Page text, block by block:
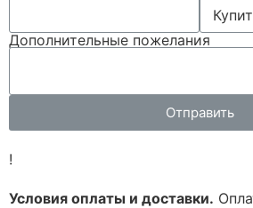
Дополнительные пожелания
Отправить
!
Условия оплаты и доставки.